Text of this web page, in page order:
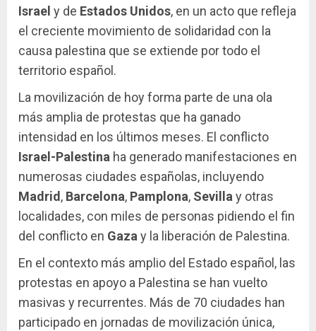
Israel y de Estados Unidos, en un acto que refleja
el creciente movimiento de solidaridad con la
causa palestina que se extiende por todo el
territorio español.
La movilización de hoy forma parte de una ola
más amplia de protestas que ha ganado
intensidad en los últimos meses. El conflicto
Israel-Palestina ha generado manifestaciones en
numerosas ciudades españolas, incluyendo
Madrid, Barcelona, Pamplona, Sevillay otras
localidades, con miles de personas pidiendo el fin
del conflicto en Gazay la liberación de Palestina.
En el contexto más amplio del Estado español, las
protestas en apoyo a Palestina se han vuelto
masivas y recurrentes. Más de 70 ciudades han
participado en jornadas de movilización única,